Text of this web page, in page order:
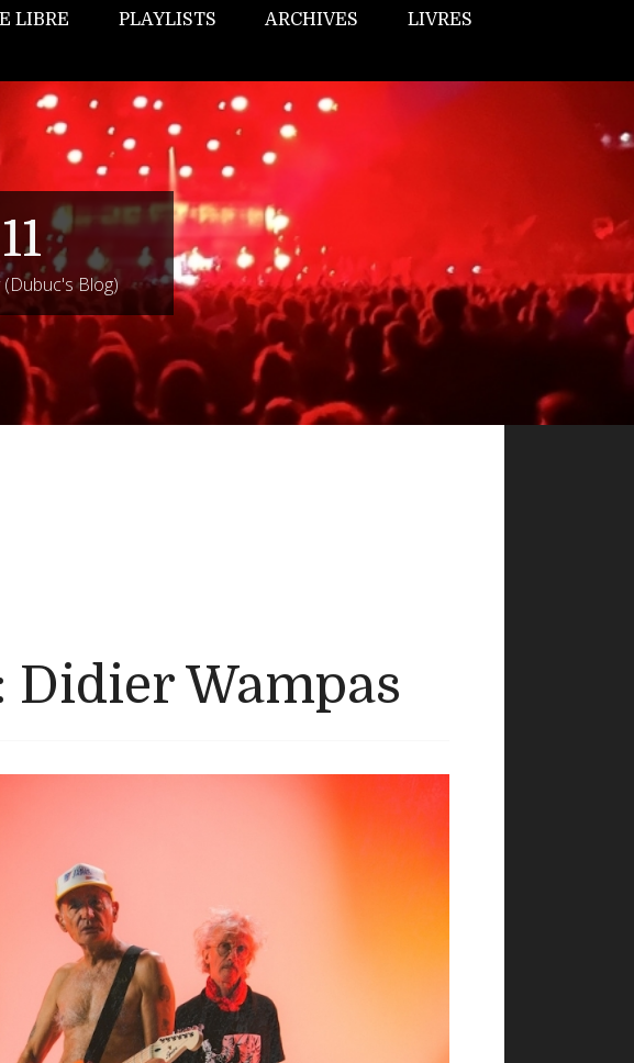
LIBRE PLAYLISTS ARCHIVES LIVRES
Blog)
Wampas